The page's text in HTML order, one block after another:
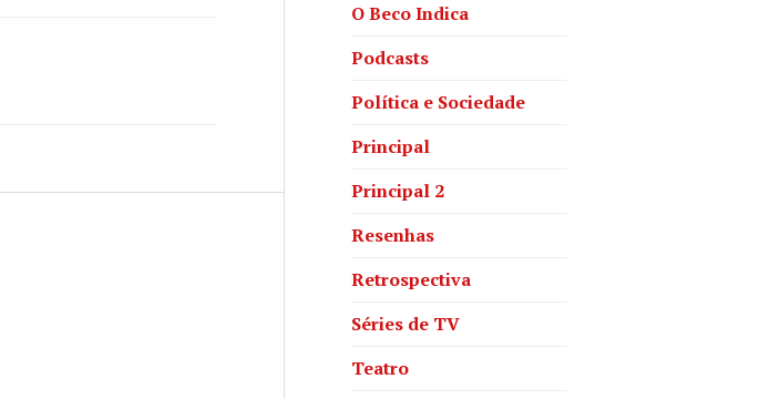
O Beco Indica
Podcasts
Política e Sociedade
Principal
Principal 2
Resenhas
Retrospectiva
Séries de TV
Teatro